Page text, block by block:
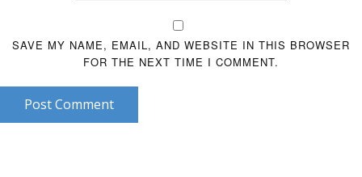
SAVE MY NAME, EMAIL, AND WEBSITE IN THIS BROWSER
FOR THE NEXT TIME I COMMENT.
Post Comment